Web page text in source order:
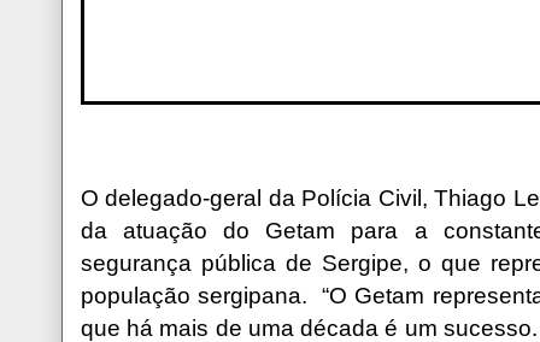
O delegado-geral da Polícia Civil, Thiago
da atuação do Getam para a
segurança pública de Sergipe, o que
população sergipana. “O Getam
que há mais de uma década é um